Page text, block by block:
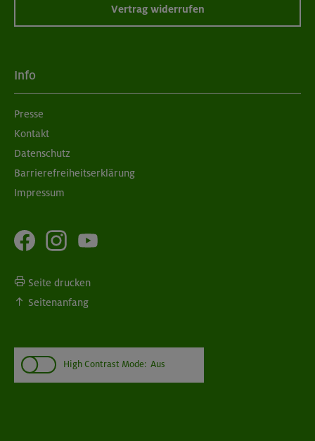
Vertrag widerrufen
Info
Presse
Kontakt
Datenschutz
Barrierefreiheitserklärung
Impressum
Seite drucken
Seitenanfang
High Contrast Mode: Aus